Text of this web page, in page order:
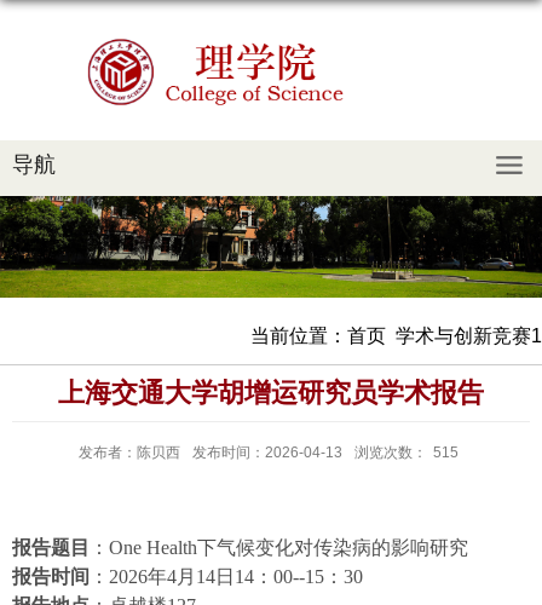
导航
当前位置： 首页 学术与创新竞赛1
上海交通大学胡增运研究员学术报告
发布者：陈贝西 发布时间：2026-04-13 浏览次数： 515
报告题目 ： One Health下气候变化对传染病的影响研究
报告时间 ： 2026年4月 14日 14 ： 00--15 ： 30